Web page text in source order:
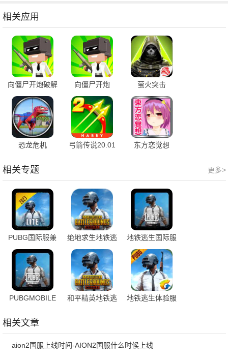
相关应用
向僵尸开炮破解
版
向僵尸开炮 萤火突击
恐龙危机
弓箭传说20.01
东方恋觉想
更多>
相关专题
PUBG国际服兼
容版
绝地求生地铁逃
生测试服
地铁逃生国际服
PUBGMOBILE
和平精英地铁逃
地铁逃生体验服
相关文章
aion2国服上线时间-AION2国服什么时候上线